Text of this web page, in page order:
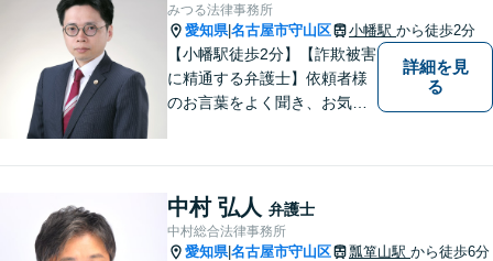
みつる法律事務所
愛知県|名古屋市守山区 小幡駅 から徒歩2分
【小幡駅徒歩2分】【詐欺被害
に精通する弁護士】依頼者様
のお言葉をよく聞き、お気持
お気軽にご相談ください。
【土日・祝日も予約で対応
可】
詳細を見
る
中村 弘人 弁護士
中村総合法律事務所
愛知県|名古屋市守山区 瓢箪山駅 から徒歩6分